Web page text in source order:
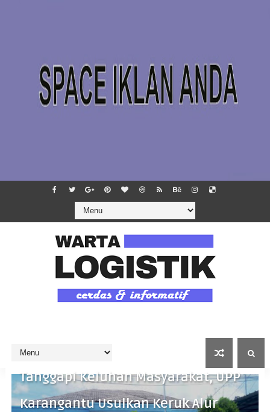
Tanggapi Keluhan Masyarakat, UPP
Karangantu Usulkan Keruk Alur